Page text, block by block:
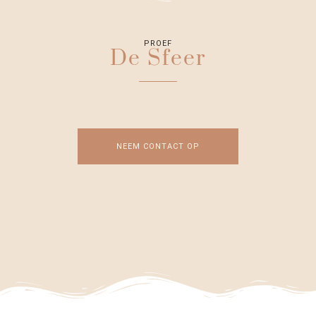
PROEF
De Sfeer
NEEM CONTACT OP